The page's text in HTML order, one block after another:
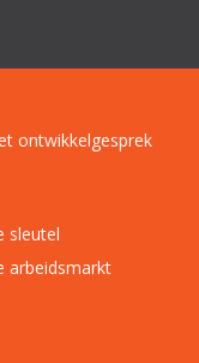
ontwikkelgesprek
sleutel
arbeidsmarkt